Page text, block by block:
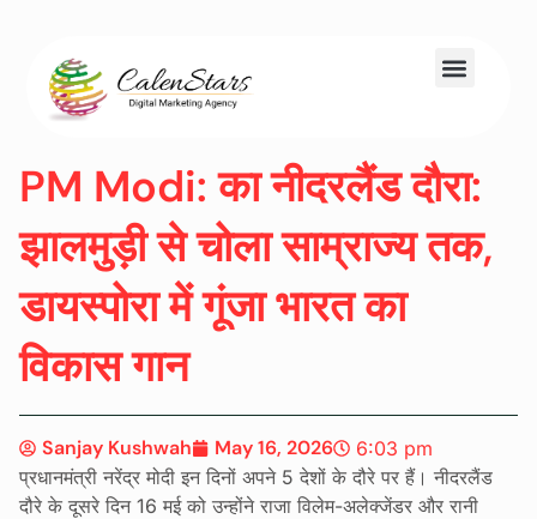
PM Modi: का नीदरलैंड दौरा:
झालमुड़ी से चोला साम्राज्य तक,
डायस्पोरा में गूंजा भारत का
विकास गान
Sanjay Kushwah May 16, 2026
6:03 pm
प्रधानमंत्री नरेंद्र मोदी इन दिनों अपने 5 देशों के दौरे पर हैं। नीदरलैंड
दौरे के दूसरे दिन 16 मई को उन्होंने राजा विलेम-अलेक्जेंडर और रानी